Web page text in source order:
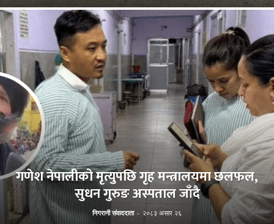
गणेश नेपालीको मृत्युपछि गृह मन्त्रालयमा छलफल,
सुधन गुरुङ अस्पताल जाँदै
निगरानी संवाददाता - २०८३ असार २६